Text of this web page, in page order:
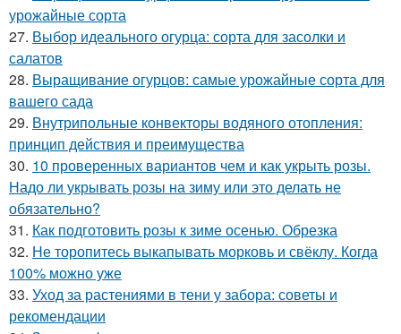
урожайные сорта
27. Выбор идеального огурца: сорта для засолки и
салатов
28. Выращивание огурцов: самые урожайные сорта для
вашего сада
29. Внутрипольные конвекторы водяного отопления:
принцип действия и преимущества
30. 10 проверенных вариантов чем и как укрыть розы.
Надо ли укрывать розы на зиму или это делать не
обязательно?
31. Как подготовить розы к зиме осенью. Обрезка
32. Не торопитесь выкапывать морковь и свёклу. Когда
100% можно уже
33. Уход за растениями в тени у забора: советы и
рекомендации